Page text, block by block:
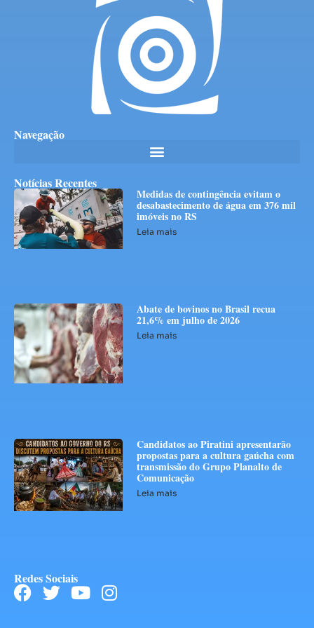
Navegação
Notícias Recentes
Medidas de contingência evitam o
desabastecimento de água em 376 mil
imóveis no RS
Leia mais
Abate de bovinos no Brasil recua
21,6% em julho de 2026
Leia mais
Candidatos ao Piratini apresentarão
propostas para a cultura gaúcha com
transmissão do Grupo Planalto de
Comunicação
Leia mais
Redes Sociais